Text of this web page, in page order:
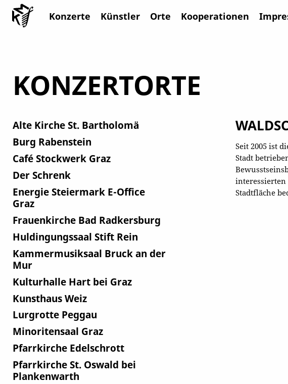
Konzerte Künstler Orte Kooperationen
KONZERTORTE
Alte Kirche St. Bartholomä
Burg Rabenstein
Café Stockwerk Graz
Der Schrenk
Energie Steiermark E-Office
Graz
Frauenkirche Bad Radkersburg
Huldingungssaal Stift Rein
Kammermusiksaal Bruck an der
Mur
Kulturhalle Hart bei Graz
Kunsthaus Weiz
Lurgrotte Peggau
Minoritensaal Graz
Pfarrkirche Edelschrott
Pfarrkirche St. Oswald bei
Plankenwarth
Seit 2005 ist
Stadt
interessierten
Stadtfläche